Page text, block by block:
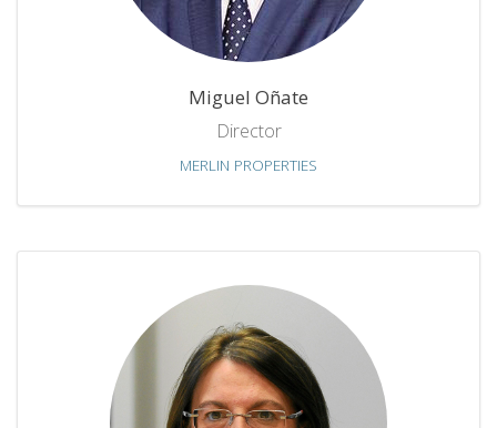
Miguel Oñate
Director
MERLIN PROPERTIES